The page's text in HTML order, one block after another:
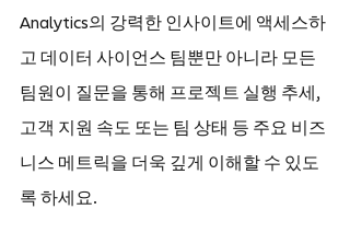
Analytics의 강력한 인사이트에 액세스하
고 데이터 사이언스 팀뿐만 아니라 모든
팀원이 질문을 통해 프로젝트 실행 추세,
고객 지원 속도 또는 팀 상태 등 주요 비즈
니스 메트릭을 더욱 깊게 이해할 수 있도
록 하세요.